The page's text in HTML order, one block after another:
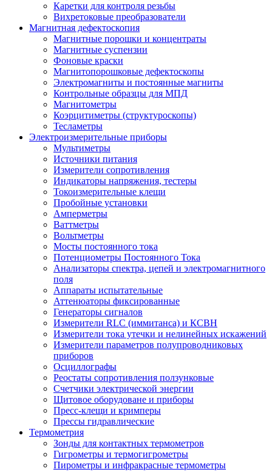
Каретки для контроля резьбы
Вихретоковые преобразователи
Магнитная дефектоскопия
Магнитные порошки и концентраты
Магнитные суспензии
Фоновые краски
Магнитопорошковые дефектоскопы
Электромагниты и постоянные магниты
Контрольные образцы для МПД
Магнитометры
Коэрцитиметры (структуроскопы)
Тесламетры
Электроизмерительные приборы
Мультиметры
Источники питания
Измерители сопротивления
Индикаторы напряжения, тестеры
Токоизмерительные клещи
Пробойные установки
Амперметры
Ваттметры
Вольтметры
Мосты постоянного тока
Потенциометры Постоянного Тока
Анализаторы спектра, цепей и электромагнитного
поля
Аппараты испытательные
Аттенюаторы фиксированные
Генераторы сигналов
Измерители RLC (иммитанса) и КСВН
Измерители тока утечки и нелинейных искажений
Измерители параметров полупроводниковых
приборов
Осциллографы
Реостаты сопротивления ползунковые
Счетчики электрической энергии
Щитовое оборудоване и приборы
Пресс-клещи и кримперы
Прессы гидравлические
Термометрия
Зонды для контактных термометров
Гигрометры и термогигрометры
Пирометры и инфракрасные термометры